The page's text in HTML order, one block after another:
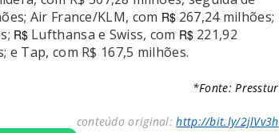
Air France/KLM, com R$ 267,24 milhões;
R$ Lufthansa e Swiss, com R$ 221,92
e Tap, com R$ 167,5 milhões.
*Fonte: Presstur
conteúdo original:http://bit.ly/2jlVv3h